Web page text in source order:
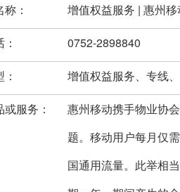
： 增值权益服务 | 惠州移
0752-2898840
增值权益服务、专线
服务：
惠州移动携手物业协
题。移动用户每月仅
国通用流量。此举相